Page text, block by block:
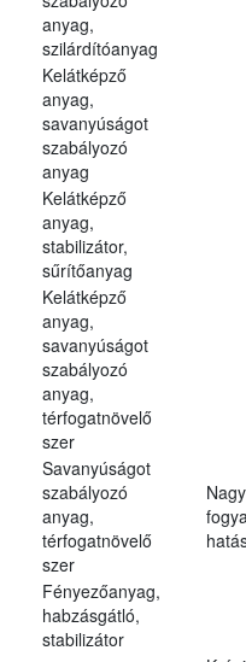
anyag,
szilárdítóanyag
Kelátképző
anyag,
savanyúságot
szabályozó
anyag
Kelátképző
anyag,
stabilizátor,
sűrítőanyag
Kelátképző
anyag,
savanyúságot
szabályozó
anyag,
térfogatnövelő
szer
Savanyúságot
szabályozó
anyag,
térfogatnövelő
szer
Fényezőanyag,
habzásgátló,
stabilizátor